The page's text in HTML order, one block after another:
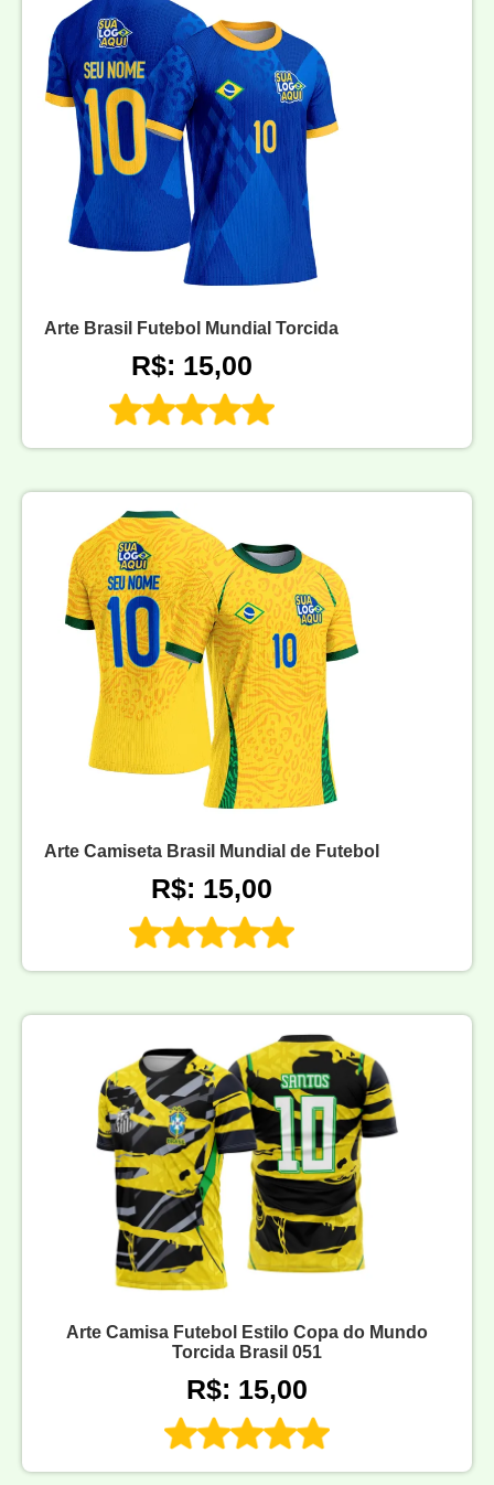
Arte Brasil Futebol Mundial Torcida
R$: 15,00
Arte Camiseta Brasil Mundial de Futebol
R$: 15,00
Arte Camisa Futebol Estilo Copa do Mundo
Torcida Brasil 051
R$: 15,00